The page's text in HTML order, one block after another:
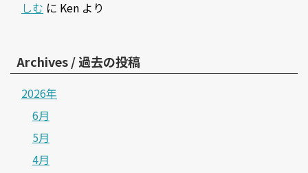
しむ に Ken より
Archives / 過去の投稿
2026年
6月
5月
4月